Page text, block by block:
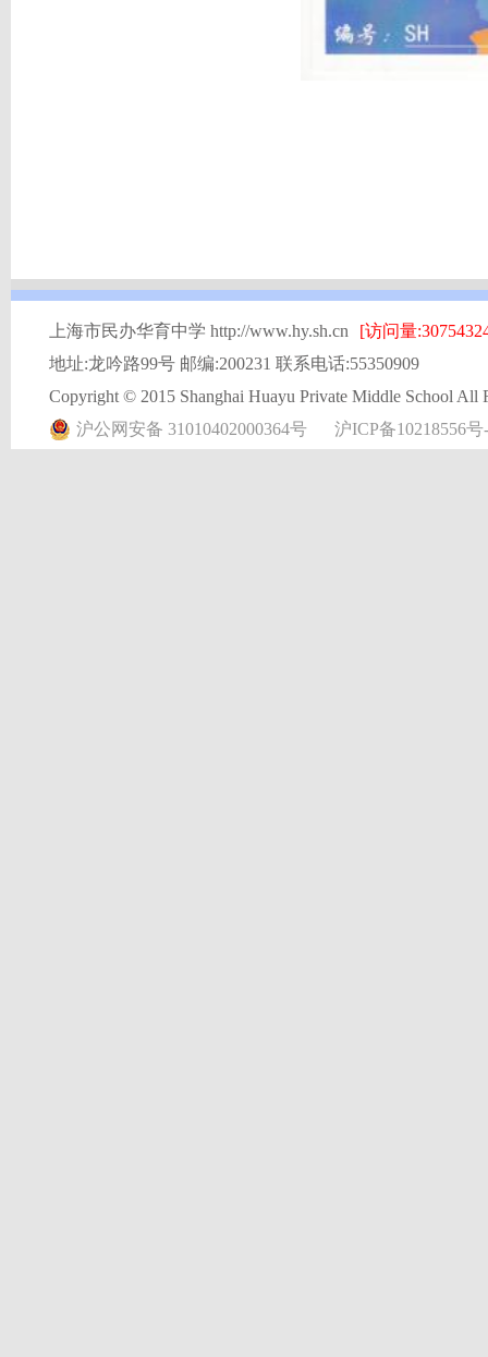
上海市民办华育中学 http://www.hy.sh.cn
[访问量
地址:龙吟路99号 邮编:200231 联系电话:55350909
Copyright © 2015 Shanghai Huayu Private Middle School All
沪公网安备 31010402000364号
沪ICP备10218556号